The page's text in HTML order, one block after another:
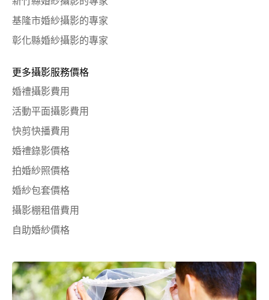
基隆市婚紗攝影的專家
彰化縣婚紗攝影的專家
更多攝影服務價格
婚禮攝影費用
活動平面攝影費用
快剪快播費用
婚禮錄影價格
拍婚紗照價格
婚紗包套價格
攝影棚租借費用
自助婚紗價格